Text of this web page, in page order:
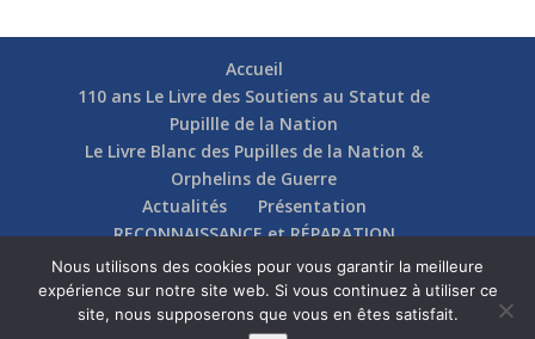
Accueil
110 ans Le Livre des Soutiens au Statut de
Pupillle de la Nation
Le Livre Blanc des Pupilles de la Nation &
Orphelins de Guerre
Actualités
Présentation
RECONNAISSANCE et RÉPARATION
Nos soutiens
Fédérations
Actions
Communication
Contact
Nous utilisons des cookies pour vous garantir la meilleure
expérience sur notre site web. Si vous continuez à utiliser ce
site, nous supposerons que vous en êtes satisfait.